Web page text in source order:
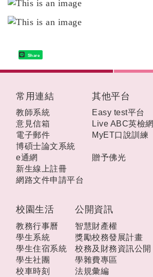
Share
校園生活
教務行事曆
學生系統
學生住宿系統
學生社團
校車時刻
公開資訊
智慧財產權
獎勵校務發展計畫
校務及財務資訊公開
學雜費專區
法規彙編
常用連結
教師系統
意見信箱
電子郵件
博碩士論文系統
e通網
新生線上註冊
網路文件申請平台
其他平台
Easy test平台
Live ABC英檢網
MyET口說訓練
贈予佛光